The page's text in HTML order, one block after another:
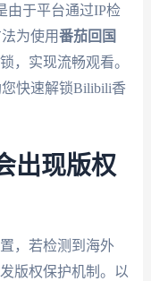
由于平台通过IP检
为使用番茄回国
，实现流畅观看。
快速解锁Bilibili香
出现版权
，若检测到海外
版权保护机制。以